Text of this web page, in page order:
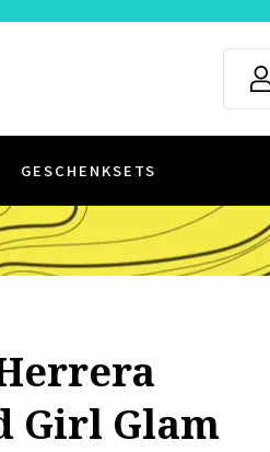
GESCHENKSETS
Girl Glam